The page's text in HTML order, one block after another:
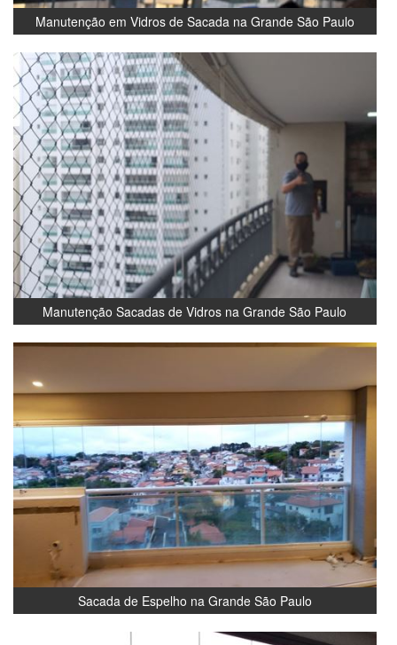
Manutenção em Vidros de Sacada na Grande São Paulo
Manutenção Sacadas de Vidros na Grande São Paulo
Sacada de Espelho na Grande São Paulo